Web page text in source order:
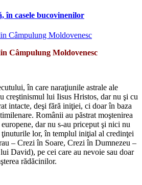
în casele bucovinenilor
Câmpulung Moldovenesc
în care naraţiunile astrale ale
creştinismul lui Iisus Hristos, dar nu şi cu
intacte, deşi fără iniţiei, ci doar în baza
Românii au păstrat moştenirea
dar nu s-au priceput şi nici nu
ţinuturile lor, în templul iniţial al credinţei
– Crezi în Soare, Crezi în Dumnezeu –
David), pe cei care au nevoie sau doar
rădăcinilor.